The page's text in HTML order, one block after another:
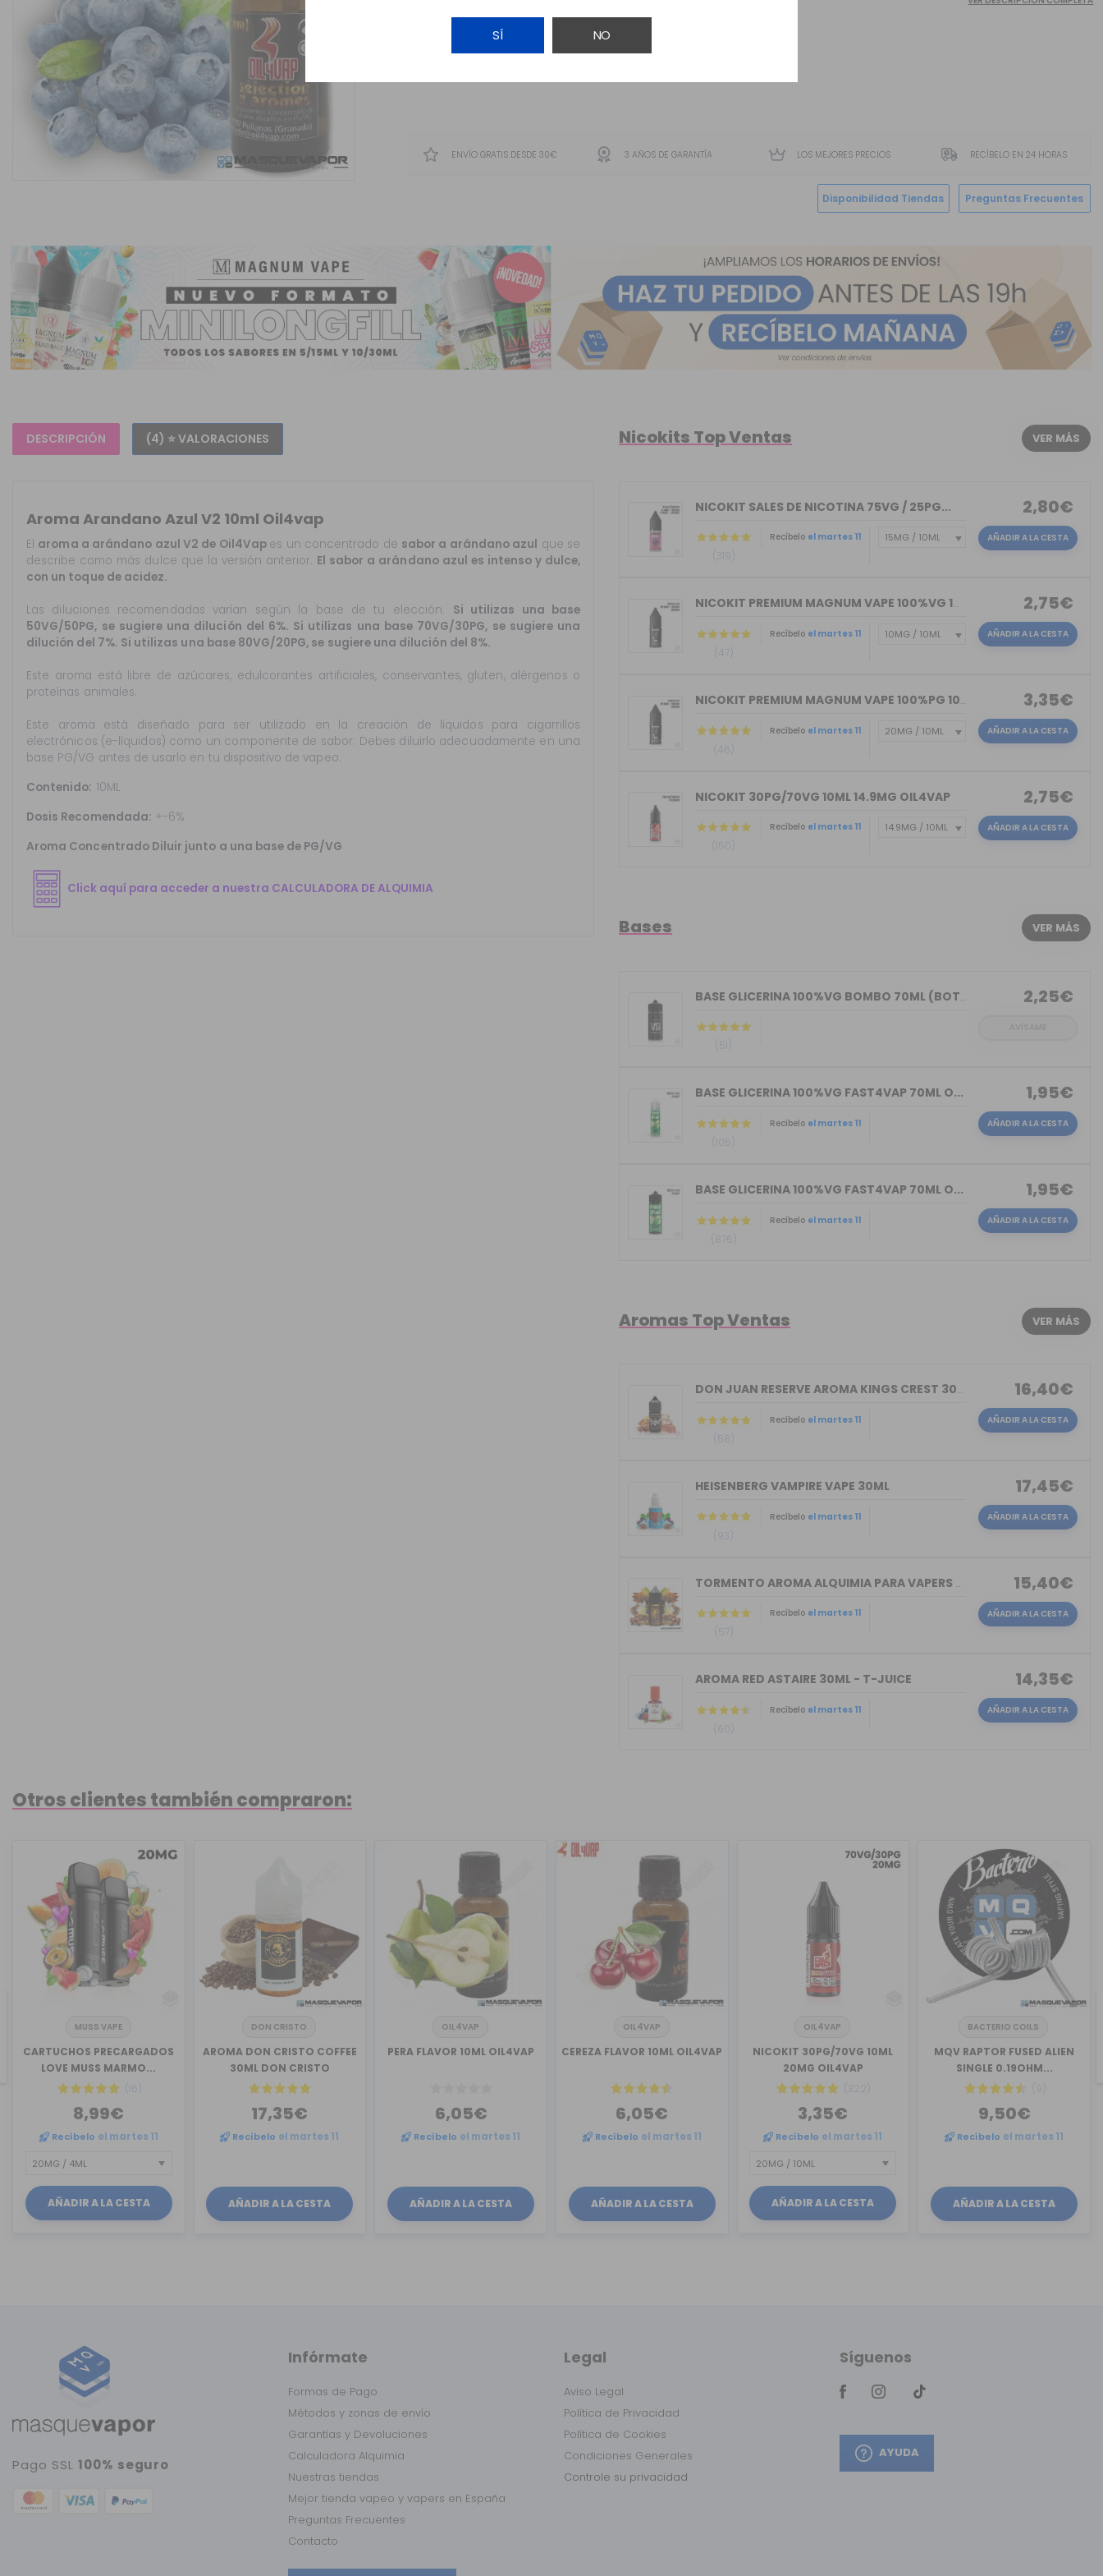
SÍ NO
ENVÍO GRATIS DESDE 30€ 3 AÑOS DE GARANTÍA LOS MEJORES PRECIOS RECÍBELO EN 24 HORAS
Disponibilidad Tiendas Preguntas Frecuentes
DESCRIPCIÓN (4) ⭐ VALORACIONES
Aroma Arandano Azul V2 10ml Oil4vap
El aroma a arándano azul V2 de Oil4Vap es un concentrado de sabor a arándano azul que se
describe como más dulce que la versión anterior. El sabor a arándano azul es intenso y dulce,
con un toque de acidez.
Las diluciones recomendadas varían según la base de tu elección. Si utilizas una base
50VG/50PG, se sugiere una dilución del 6%. Si utilizas una base 70VG/30PG, se sugiere una
dilución del 7%. Si utilizas una base 80VG/20PG, se sugiere una dilución del 8%.
Este aroma está libre de azúcares, edulcorantes artificiales, conservantes, gluten, alérgenos o
proteínas animales.
Este aroma está diseñado para ser utilizado en la creación de líquidos para cigarrillos
electrónicos (e-líquidos) como un componente de sabor. Debes diluirlo adecuadamente en una
base PG/VG antes de usarlo en tu dispositivo de vapeo.
Contenido: 10ML
Dosis Recomendada: +-6%
Aroma Concentrado Diluir junto a una base de PG/VG
Click aquí para acceder a nuestra CALCULADORA DE ALQUIMIA
Nicokits Top Ventas VER MÁS
NICOKIT SALES DE NICOTINA 75VG / 25PG...
(319)
Recíbelo el martes 11
2,80€
AÑADIR A LA CESTA
NICOKIT PREMIUM MAGNUM VAPE 100%VG 10ML
(47)
Recíbelo el martes 11
2,75€
AÑADIR A LA CESTA
NICOKIT PREMIUM MAGNUM VAPE 100%PG 10ML
(46)
Recíbelo el martes 11
3,35€
AÑADIR A LA CESTA
NICOKIT 30PG/70VG 10ML 14.9MG OIL4VAP
(150)
Recíbelo el martes 11
2,75€
AÑADIR A LA CESTA
Bases VER MÁS
BASE GLICERINA 100%VG BOMBO 70ML (BOT...
(51)
2,25€
BASE GLICERINA 100%VG FAST4VAP 70ML O...
(105)
Recíbelo el martes 11
1,95€
AÑADIR A LA CESTA
BASE GLICERINA 100%VG FAST4VAP 70ML O...
(876)
Recíbelo el martes 11
1,95€
AÑADIR A LA CESTA
Aromas Top Ventas VER MÁS
DON JUAN RESERVE AROMA KINGS CREST 30ML
(58)
Recíbelo el martes 11
16,40€
AÑADIR A LA CESTA
HEISENBERG VAMPIRE VAPE 30ML
(93)
Recíbelo el martes 11
17,45€
AÑADIR A LA CESTA
TORMENTO AROMA ALQUIMIA PARA VAPERS 30ML
(57)
Recíbelo el martes 11
15,40€
AÑADIR A LA CESTA
AROMA RED ASTAIRE 30ML - T-JUICE
(60)
Recíbelo el martes 11
14,35€
AÑADIR A LA CESTA
Otros clientes también compraron:
MUSS VAPE
CARTUCHOS PRECARGADOS
LOVE MUSS MARMO...
(16)
8,99€
Recíbelo el martes 11
AÑADIR A LA CESTA
DON CRISTO
AROMA DON CRISTO COFFEE
30ML DON CRISTO
17,35€
Recíbelo el martes 11
AÑADIR A LA CESTA
OIL4VAP
PERA FLAVOR 10ML OIL4VAP
6,05€
Recíbelo el martes 11
AÑADIR A LA CESTA
OIL4VAP
CEREZA FLAVOR 10ML OIL4VAP
6,05€
Recíbelo el martes 11
AÑADIR A LA CESTA
OIL4VAP
NICOKIT 30PG/70VG 10ML
20MG OIL4VAP
(322)
3,35€
Recíbelo el martes 11
AÑADIR A LA CESTA
BACTERIO COILS
MQV RAPTOR FUSED ALIEN
SINGLE 0.19OHM...
(9)
9,50€
Recíbelo el martes 11
AÑADIR A LA CESTA
Pago SSL 100% seguro
Infórmate
Formas de Pago
Métodos y zonas de envío
Garantías y Devoluciones
Calculadora Alquimia
Nuestras tiendas
Mejor tienda vapeo y vapers en España
Preguntas Frecuentes
Contacto
Legal
Aviso Legal
Política de Privacidad
Política de Cookies
Condiciones Generales
Controle su privacidad
Síguenos
AYUDA